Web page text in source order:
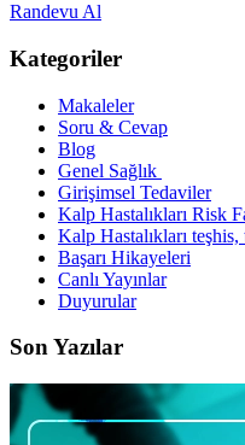
Randevu Al
Kategoriler
Makaleler
Soru & Cevap
Blog
Genel Sağlık
Girişimsel Tedaviler
Kalp Hastalıkları Risk
Kalp Hastalıkları
Başarı Hikayeleri
Canlı Yayınlar
Duyurular
Son Yazılar